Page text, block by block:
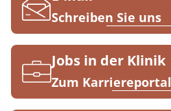
Long Covid
Onkologie
Pneumologie
Über MEDIAN
Presse
Schreiben Sie uns
Jobs in der Klinik
Zum Karriereportal